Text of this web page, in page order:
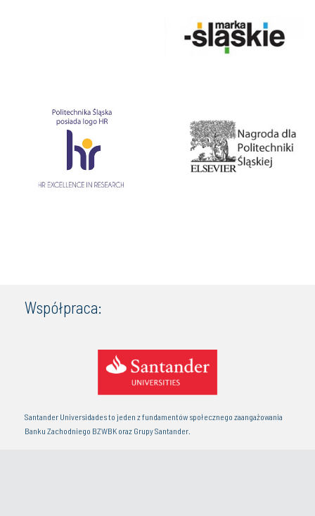
Współpraca:
Santander Universidades to jeden z fundamentów społecznego zaangażowania
Banku Zachodniego BZWBK oraz Grupy Santander.